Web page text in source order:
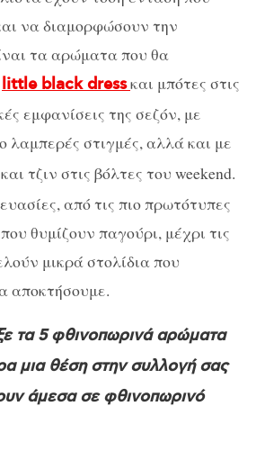
να διαμορφώσουν την
τα αρώματα που θα
little black dressκαι μπότες στις
εμφανίσεις της σεζόν, με
λαμπερές στιγμές, αλλά και με
και τζιν στις βόλτες του weekend.
από τις πιο πρωτότυπες
θυμίζουν παγούρι, μέχρι τις
μικρά στολίδια που
αποκτήσουμε.
τα 5 φθινοπωρινά αρώματα
μια θέση στην συλλογή σας
άμεσα σε φθινοπωρινό